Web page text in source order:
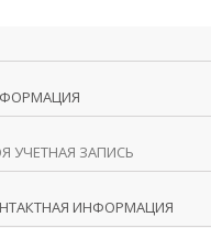
УЧЕТНАЯ ЗАПИСЬ
ИНФОРМАЦИЯ